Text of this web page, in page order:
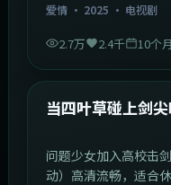
爱情· 2025 · 电视剧
2.7万 2.4千 10个
最新
当四叶草碰上剑
问题少女加入高校击
动）高清流畅，适合休